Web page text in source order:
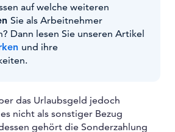
auf welche weiteren
Sie als Arbeitnehmer
Dann lesen Sie unseren Artikel
und ihre
das Urlaubsgeld jedoch
nicht als sonstiger Bezug
gehört die Sonderzahlung